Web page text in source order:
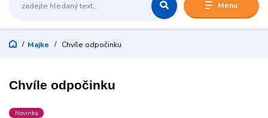
Menu
Majke Chvíle odpočinku
Chvíle odpočinku
Novinka